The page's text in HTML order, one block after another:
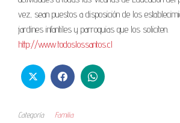
vez, sean puestos a disposición de los
jardines infantiles y parroquias que los soliciten.
http://www.todoslossantos.cl
Categoría Familia